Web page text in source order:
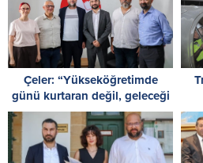
Çeler: “Yükseköğretimde
günü kurtaran değil, geleceği
planlayan politikalara ihtiyaç
var”